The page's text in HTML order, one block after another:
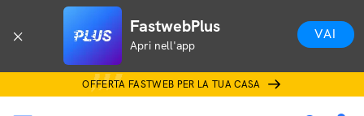
FastwebPlus
Apri nell'app
VAI
OFFERTA FASTWEB PER LA TUA CASA